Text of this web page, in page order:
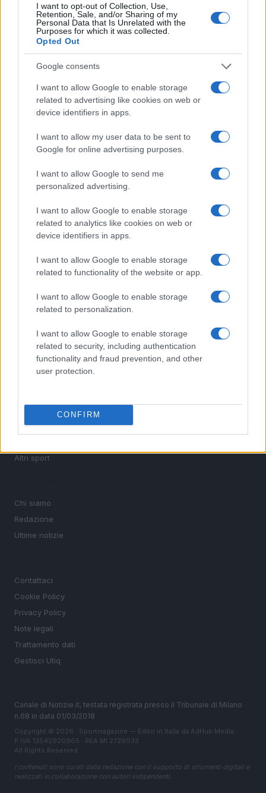
I want to opt-out of Collection, Use,
Retention, Sale, and/or Sharing of my
Personal Data that Is Unrelated with the
Purposes for which it was collected.
Opted Out
Google consents
I want to allow Google to enable storage
related to advertising like cookies on web or
device identifiers in apps.
I want to allow my user data to be sent to
Google for online advertising purposes.
I want to allow Google to send me
personalized advertising.
I want to allow Google to enable storage
related to analytics like cookies on web or
device identifiers in apps.
I want to allow Google to enable storage
related to functionality of the website or app.
I want to allow Google to enable storage
related to personalization.
I want to allow Google to enable storage
related to security, including authentication
functionality and fraud prevention, and other
user protection.
CONFIRM
palinsesto sportivo del 3 agosto
Europei di tuffi Parigi 2026: l’Italia conquista l’oro nel
Team Event
Lara Gut: stipendio e patrimonio della sciatrice
Rugby: All Blacks vs Springboks, il calendario
completo del Greatest Rivalry Tour
Pellegrini? Lo stipendio
Sportmagazine: notizie, approfondimenti e classifiche su
calcio, basket, tennis, ciclismo, motori, Formula 1,
MotoGP e Olimpiadi. Le ultime news dalle competizioni
interviste ai protagonisti e i risultati in tempo reale di tutte
le discipline che fanno emozionare gli appassionati di
SEZIONI
Motori
Altri sport
Chi siamo
Redazione
Ultime notizie
Contattaci
Cookie Policy
Privacy Policy
Note legali
Trattamento dati
Gestisci Utiq
Canale di Notizie.it, testata registrata presso il Tribunale di Milano
n.68 in data 01/03/2018
Copyright © 2026 · Sportmagazine — Edito in Italia da AdHub Media
P.IVA 13542920965 · REA MI 2729933
All Rights Reserved
I contenuti sono curati dalla redazione con il supporto di strumenti digitali e
realizzati in collaborazione con autori indipendenti.